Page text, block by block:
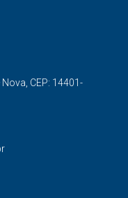
CEP: 14401-